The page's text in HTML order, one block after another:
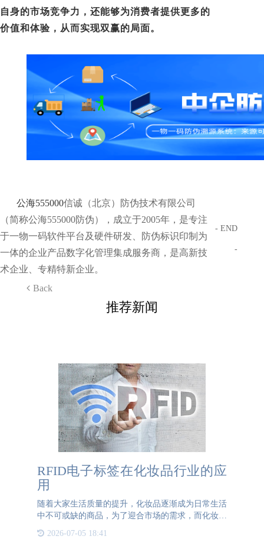
自身的市场竞争力，还能够为消费者提供更多的
价值和体验，从而实现双赢的局面。
公海555000信诚（北京）防伪技术有限公司
（简称公海555000防伪），成立于2005年，是专注
于一物一码软件平台及硬件研发、防伪标识印制为
一体的企业产品数字化管理集成服务商，是高新技
术企业、专精特新企业。
Back
- END
-
推荐新闻
RFID电子标签在化妆品行业的应
用
随着大家生活质量的提升，化妆品逐渐成为日常生活
中不可或缺的商品，为了迎合市场的需求，而化妆品
行业也一直在迅速发展。RFID电子标签这一技术成
为了提升化妆品行业防伪技术的一大利器，它不仅可
2026-07-05 18:41